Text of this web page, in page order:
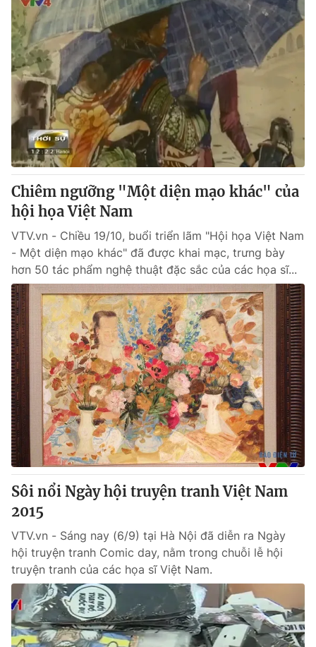
Chiêm ngưỡng "Một diện mạo khác" của
hội họa Việt Nam
VTV.vn - Chiều 19/10, buổi triển lãm "Hội họa Việt Nam
- Một diện mạo khác" đã được khai mạc, trưng bày
hơn 50 tác phẩm nghệ thuật đặc sắc của các họa sĩ...
Sôi nổi Ngày hội truyện tranh Việt Nam
2015
VTV.vn - Sáng nay (6/9) tại Hà Nội đã diễn ra Ngày
hội truyện tranh Comic day, nằm trong chuỗi lễ hội
truyện tranh của các họa sĩ Việt Nam.